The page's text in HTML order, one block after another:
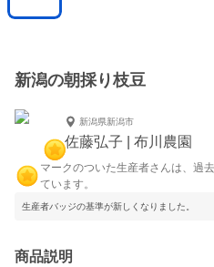
新潟の朝採り枝豆
新潟県新潟市
佐藤弘子 | 布川農園
マークのついた生産者さんは、過
ています。
生産者バッジの基準が新しくなりました。
商品説明